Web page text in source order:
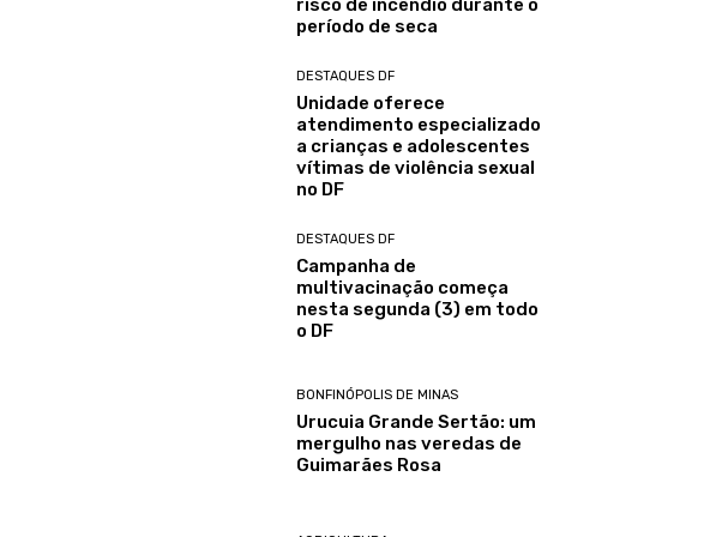
risco de incêndio durante o
período de seca
DESTAQUES DF
Unidade oferece
atendimento especializado
a crianças e adolescentes
vítimas de violência sexual
no DF
DESTAQUES DF
Campanha de
multivacinação começa
nesta segunda (3) em todo
o DF
BONFINÓPOLIS DE MINAS
Urucuia Grande Sertão: um
mergulho nas veredas de
Guimarães Rosa